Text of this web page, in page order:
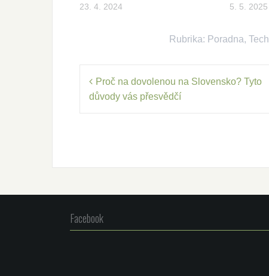
23. 4. 2024
5. 5. 2025
Rubrika: Poradna, Tech
Navigace
proProč na dovolenou na Slovensko? Tyto
důvody vás přesvědčí
Facebook